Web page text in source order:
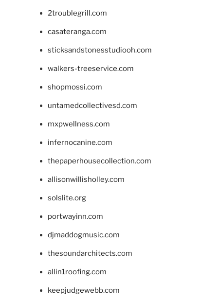
2troublegrill.com
casateranga.com
sticksandstonesstudiooh.com
walkers-treeservice.com
shopmossi.com
untamedcollectivesd.com
mxpwellness.com
infernocanine.com
thepaperhousecollection.com
allisonwillisholley.com
solslite.org
portwayinn.com
djmaddogmusic.com
thesoundarchitects.com
allin1roofing.com
keepjudgewebb.com